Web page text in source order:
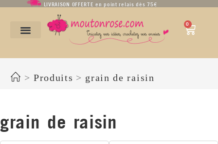
LIVRAISON OFFERTE en point relais dès 75€
0
> Produits > grain de raisin
grain de raisin